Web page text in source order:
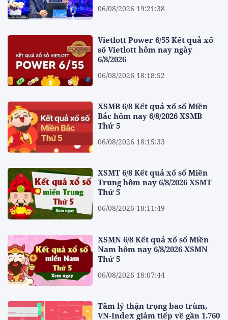
06/08/2026 19:21:38
Vietlott Power 6/55 Kết quả xổ
số Vietlott hôm nay ngày
6/8/2026
06/08/2026 18:18:52
XSMB 6/8 Kết quả xổ số Miền
Bắc hôm nay 6/8/2026 XSMB
Thứ 5
06/08/2026 18:15:33
XSMT 6/8 Kết quả xổ số Miền
Trung hôm nay 6/8/2026 XSMT
Thứ 5
06/08/2026 18:11:49
XSMN 6/8 Kết quả xổ số Miền
Nam hôm nay 6/8/2026 XSMN
Thứ 5
06/08/2026 18:07:44
Tâm lý thận trọng bao trùm,
VN-Index giảm tiếp về gần 1.760